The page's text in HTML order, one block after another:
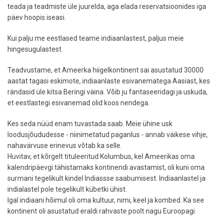
teada ja teadmiste üle juurelda, aga elada reservatsioonides iga
päev hoopis iseasi.
Kui palju me eestlased teame indiaanlastest, paljus meie
hingesugulastest.
Teadvustame, et Ameerka hiigelkontinent sai asustatud 30000
aastat tagasi eskimote, indiaanlaste esivanematega Aasiast, kes
rändasid üle kitsa Beringi väina. Võib ju fantaseeridagi ja uskuda,
et eestlastegi esivanemad olid koos nendega.
Kes seda nüüd enam tuvastada saab. Meie ühine usk
loodusjõududesse - niinimetatud paganlus - annab väikese vihje,
nahavärvuse erinevus võtab ka selle.
Huvitav, et kõrgelt tituleeritud Kolumbus, kel Ameerikas oma
kalendripäevgi tähistamaks kontinendi avastamist, oli kuni oma
surmani tegelikult kindel Indiassse saabumisest. Indiaanlastel ja
indialastel pole tegelikult kübetki ühist.
Igal indiaani hõimul oli oma kultuur, nimi, keel ja kombed. Ka see
kontinent oli asustatud eraldi rahvaste poolt nagu Euroopagi.